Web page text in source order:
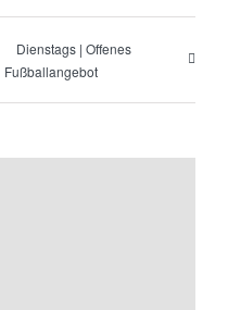
Dienstags | Offenes
Fußballangebot